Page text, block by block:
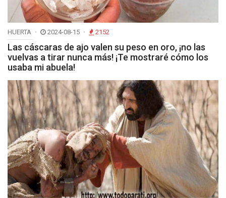
HUERTA 2024-08-15 2152
Las cáscaras de ajo valen su peso en oro, ¡no las
vuelvas a tirar nunca más! ¡Te mostraré cómo los
usaba mi abuela!